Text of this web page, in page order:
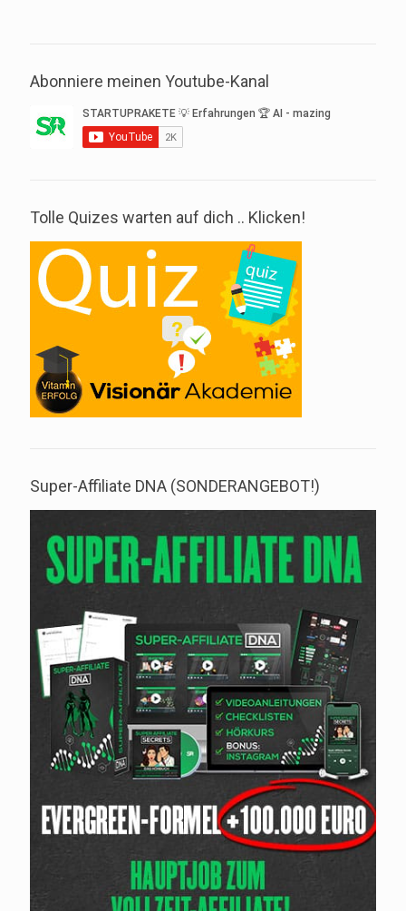
Abonniere meinen Youtube-Kanal
Tolle Quizes warten auf dich .. Klicken!
Super-Affiliate DNA (SONDERANGEBOT!)